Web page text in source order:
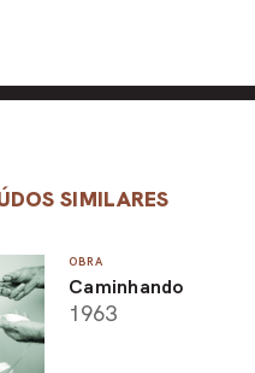
SIMILARES
OBRA
Caminhando
1963